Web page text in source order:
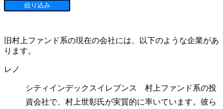
旧村上ファンド系の現在の会社には、以下のような企業があ
ります。
レノ
シティインデックスイレブンス 村上ファンド系の投
資会社で、村上世彰氏が実質的に率いています。彼ら